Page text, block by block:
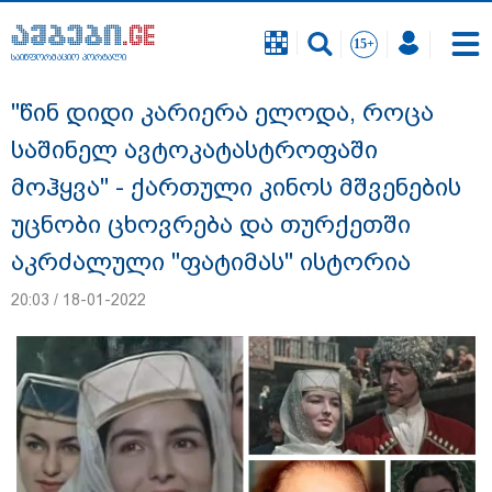
საინფორმაციო პორტალი
დაკავებულია 3 პირი, მათ შორის 2
არასრულწლოვანი - პოლიცია, თბილისში
კურიერზე ჯგუფურად ძალადობის საქმეზე
ინფორმაციას ავრცელებს
საინფორმაციო პორტალი
"წინ დიდი კარიერა ელოდა, როცა
საშინელ ავტოკატასტროფაში
მოჰყვა" - ქართული კინოს მშვენების
უცნობი ცხოვრება და თურქეთში
აკრძალული "ფატიმას" ისტორია
20:03 / 18-01-2022